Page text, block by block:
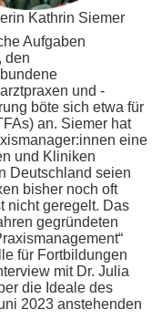
Kathrin Siemer
Aufgaben
den
und -
böte sich etwa für
an. Siemer hat
eine
und Kliniken
Deutschland seien
bisher noch oft
nicht geregelt. Das
gegründeten
für Fortbildungen
mit Dr. Julia
die Ideale des
2023 anstehenden